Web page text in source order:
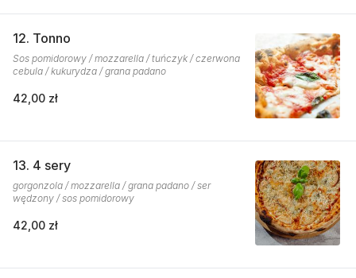
12. Tonno
Sos pomidorowy / mozzarella / tuńczyk / czerwona
cebula / kukurydza / grana padano
42,00 zł
13. 4 sery
gorgonzola / mozzarella / grana padano / ser
wędzony / sos pomidorowy
42,00 zł